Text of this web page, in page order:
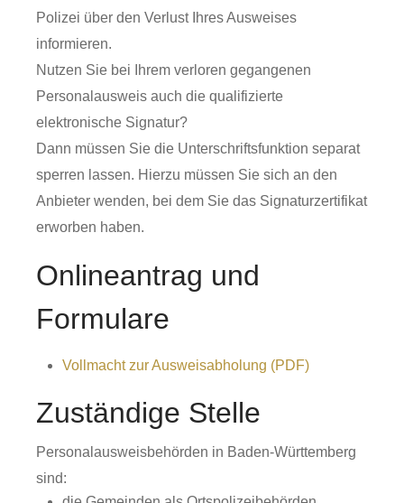
Polizei über den Verlust Ihres Ausweises
informieren.
Nutzen Sie bei Ihrem verloren gegangenen
Personalausweis auch die qualifizierte
elektronische Signatur?
Dann müssen Sie die Unterschriftsfunktion separat
sperren lassen. Hierzu müssen Sie sich an den
Anbieter wenden, bei dem Sie das Signaturzertifikat
erworben haben.
Onlineantrag und
Formulare
Vollmacht zur Ausweisabholung (PDF)
Zuständige Stelle
Personalausweisbehörden in Baden-Württemberg
sind: